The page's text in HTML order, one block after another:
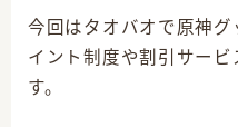
今回はタオバオで原神
イント制度や割引サー
す。